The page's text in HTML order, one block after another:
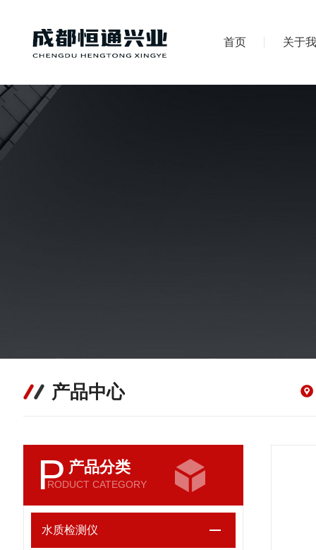
首页 关于
产品中心
P 产品分类
RODUCT CATEGORY
水质检测仪